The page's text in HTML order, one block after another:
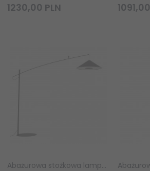
1230,00 PLN 1091,00
Abażurowa stożkowa lampa stojąca podłogowa łukowa POISE czarny Nowodvorski lighting 11768 salonowa do sypialni lampa stojąca na wysięgniku